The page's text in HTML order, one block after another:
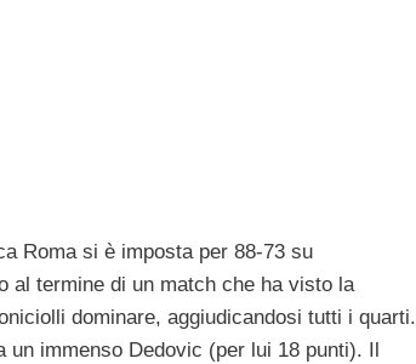
Roma si è imposta per 88-73 su
al termine di un match che ha visto la
dominare, aggiudicandosi tutti i quarti.
un immenso Dedovic (per lui 18 punti). Il